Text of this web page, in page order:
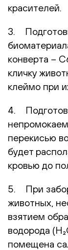
красителей.
3.
конверта –
кличку
клеймо при
4.
перекисью
будет
кровью до
5. При
животных,
взятием
водорода
помещена